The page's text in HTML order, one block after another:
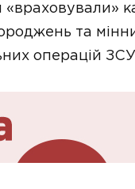
«враховували»
та
операцій